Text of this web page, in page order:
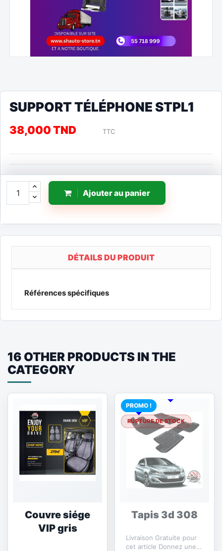
SUPPORT TÉLÉPHONE STPL1
38,000 TND TTC
Ajouter au panier
DÉTAILS DU PRODUIT
Références spécifiques
16 OTHER PRODUCTS IN THE
CATEGORY
Couvre siége
VIP gris
Tapis 3d 308
Livraison Gratuite pour
cet article Donnez une
PROMO !
RUPTURE DE STOCK